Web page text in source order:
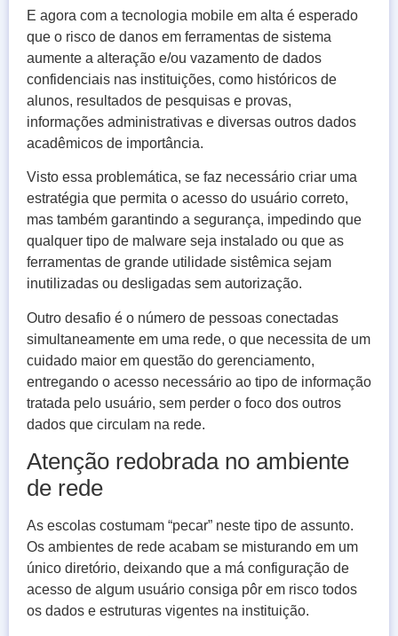
E agora com a tecnologia mobile em alta é esperado
que o risco de danos em ferramentas de sistema
aumente a alteração e/ou vazamento de dados
confidenciais nas instituições, como históricos de
alunos, resultados de pesquisas e provas,
informações administrativas e diversas outros dados
acadêmicos de importância.
Visto essa problemática, se faz necessário criar uma
estratégia que permita o acesso do usuário correto,
mas também garantindo a segurança, impedindo que
qualquer tipo de malware seja instalado ou que as
ferramentas de grande utilidade sistêmica sejam
inutilizadas ou desligadas sem autorização.
Outro desafio é o número de pessoas conectadas
simultaneamente em uma rede, o que necessita de um
cuidado maior em questão do gerenciamento,
entregando o acesso necessário ao tipo de informação
tratada pelo usuário, sem perder o foco dos outros
dados que circulam na rede.
Atenção redobrada no ambiente
de rede
As escolas costumam “pecar” neste tipo de assunto.
Os ambientes de rede acabam se misturando em um
único diretório, deixando que a má configuração de
acesso de algum usuário consiga pôr em risco todos
os dados e estruturas vigentes na instituição.